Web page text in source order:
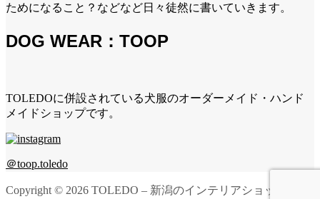
ためになること？などなど日々徒然に書いていきます。
DOG WEAR：TOOP
TOLEDOに併設されている犬服のオーダーメイド・ハンド
メイドショップです。
＠toop.toledo
Copyright © 2026 TOLEDO – 新潟のインテリアショップ. All